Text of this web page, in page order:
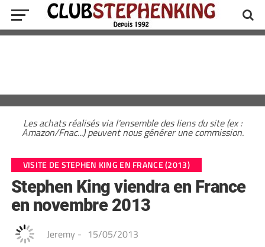
Les achats réalisés via l'ensemble des liens du site (ex :
Amazon/Fnac...) peuvent nous générer une commission.
VISITE DE STEPHEN KING EN FRANCE (2013)
Stephen King viendra en France
en novembre 2013
Jeremy - 15/05/2013